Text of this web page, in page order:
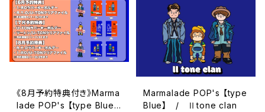
《8月予約特典付き》Marma
lade POP's 【type Blue】
Marmalade POP's 【type
Blue】 / Ⅱtone clan